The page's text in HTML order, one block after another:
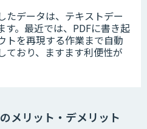
たデータは、テキストデー
す。最近では、PDFに書き起
トを再現する作業まで自動
ており、ますます利便性が
メリット・デメリット